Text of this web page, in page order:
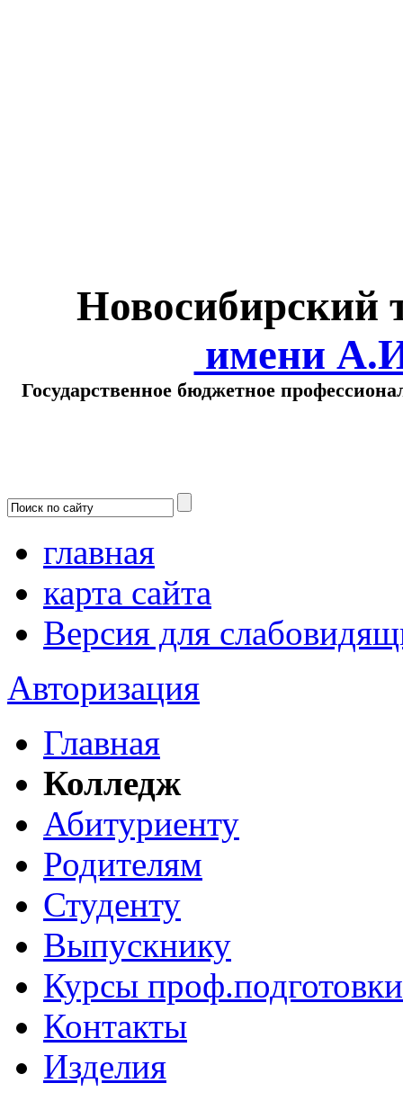
Новосибирский
имени
Государственное бюджетное
главная
карта сайта
Версия для
Авторизация
Главная
Колледж
Абитуриенту
Родителям
Студенту
Выпускнику
Курсы проф.подготовки
Контакты
Изделия